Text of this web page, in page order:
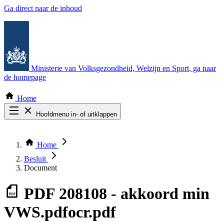
Ga direct naar de inhoud
Ministerie van Volksgezondheid, Welzijn en Sport, ga naar
de homepage
Home
Hoofdmenu in- of uitklappen
Thema COVID-19
Bekijk per bestuursorgaan
Home
Besluit
Document
PDF 208108 - akkoord min
VWS.pdfocr.pdf